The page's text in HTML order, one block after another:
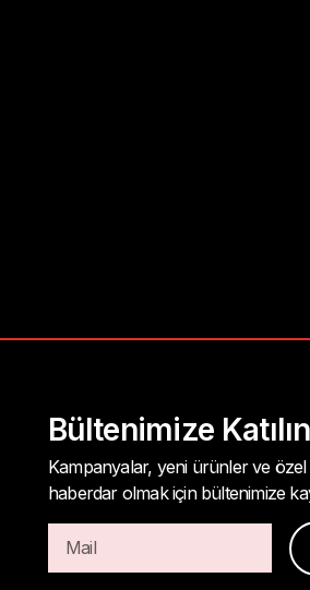
Bültenimize Katılın
Kampanyalar, yeni ürünler ve özel
haberdar olmak için bültenimize